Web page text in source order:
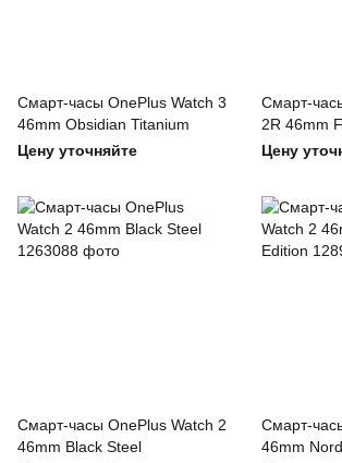
Смарт-часы OnePlus Watch 3
46mm Obsidian Titanium
Цену уточняйте
Смарт-
2R 46mm
Цену
Смарт-часы OnePlus Watch 2
46mm Black Steel
Смарт-
46mm